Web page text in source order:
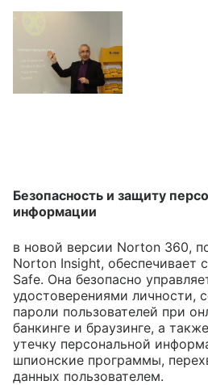
Безопасность и защиту
информации
в новой версии Norton 360,
Norton Insight, обеспечивает
Safe. Она безопасно
удостоверениями личности,
пароли пользователей при
банкинге и браузинге, а
утечку персональной
шпионские программы,
данных пользователем.